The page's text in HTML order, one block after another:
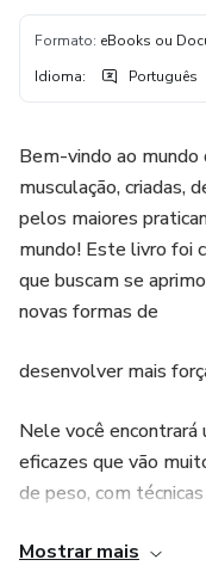
Formato: eBooks ou
Idioma: Português
Bem-vindo ao mundo
musculação, criadas,
pelos maiores
mundo! Este livro foi
que buscam se
novas formas de
desenvolver mais
Nele você encontrará
eficazes que vão
de peso, com
levar suas habilidades
Mostrar mais